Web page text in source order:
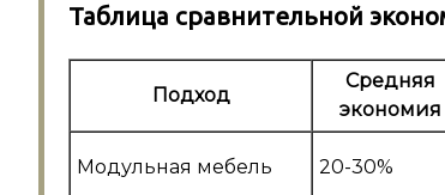
Таблица сравнительной
Подход
Средняя
экономия
Модульная мебель 20-30%